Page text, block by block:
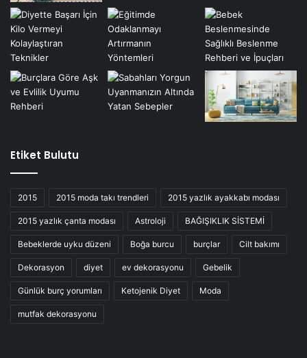
Etiket Bulutu
2015 2015 moda takı trendleri 2015 yazlık ayakkabı modası
2015 yazlık çanta modası Astroloji BAĞIŞIKLIK SİSTEMİ
Bebeklerde uyku düzeni Boğa burcu burçlar Cilt bakımı
Dekorasyon diyet ev dekorasyonu Gebelik
Günlük burç yorumları Ketojenik Diyet Moda
mutfak dekorasyonu